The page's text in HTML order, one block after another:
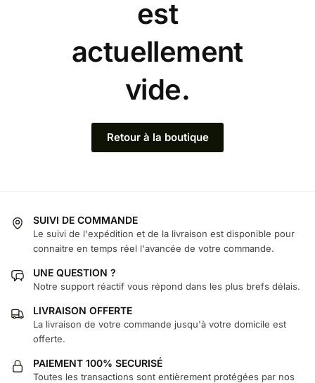
est
actuellement
vide.
Retour à la boutique
SUIVI DE COMMANDE
Le suivi de l'expédition et de la livraison est disponible pour
connaitre en temps réel l'avancée de votre commande.
UNE QUESTION ?
Notre support réactif vous répond dans les plus brefs délais.
LIVRAISON OFFERTE
La livraison de votre commande jusqu'à votre domicile est
offerte.
PAIEMENT 100% SECURISÉ
Toutes les transactions sont entièrement protégées par nos